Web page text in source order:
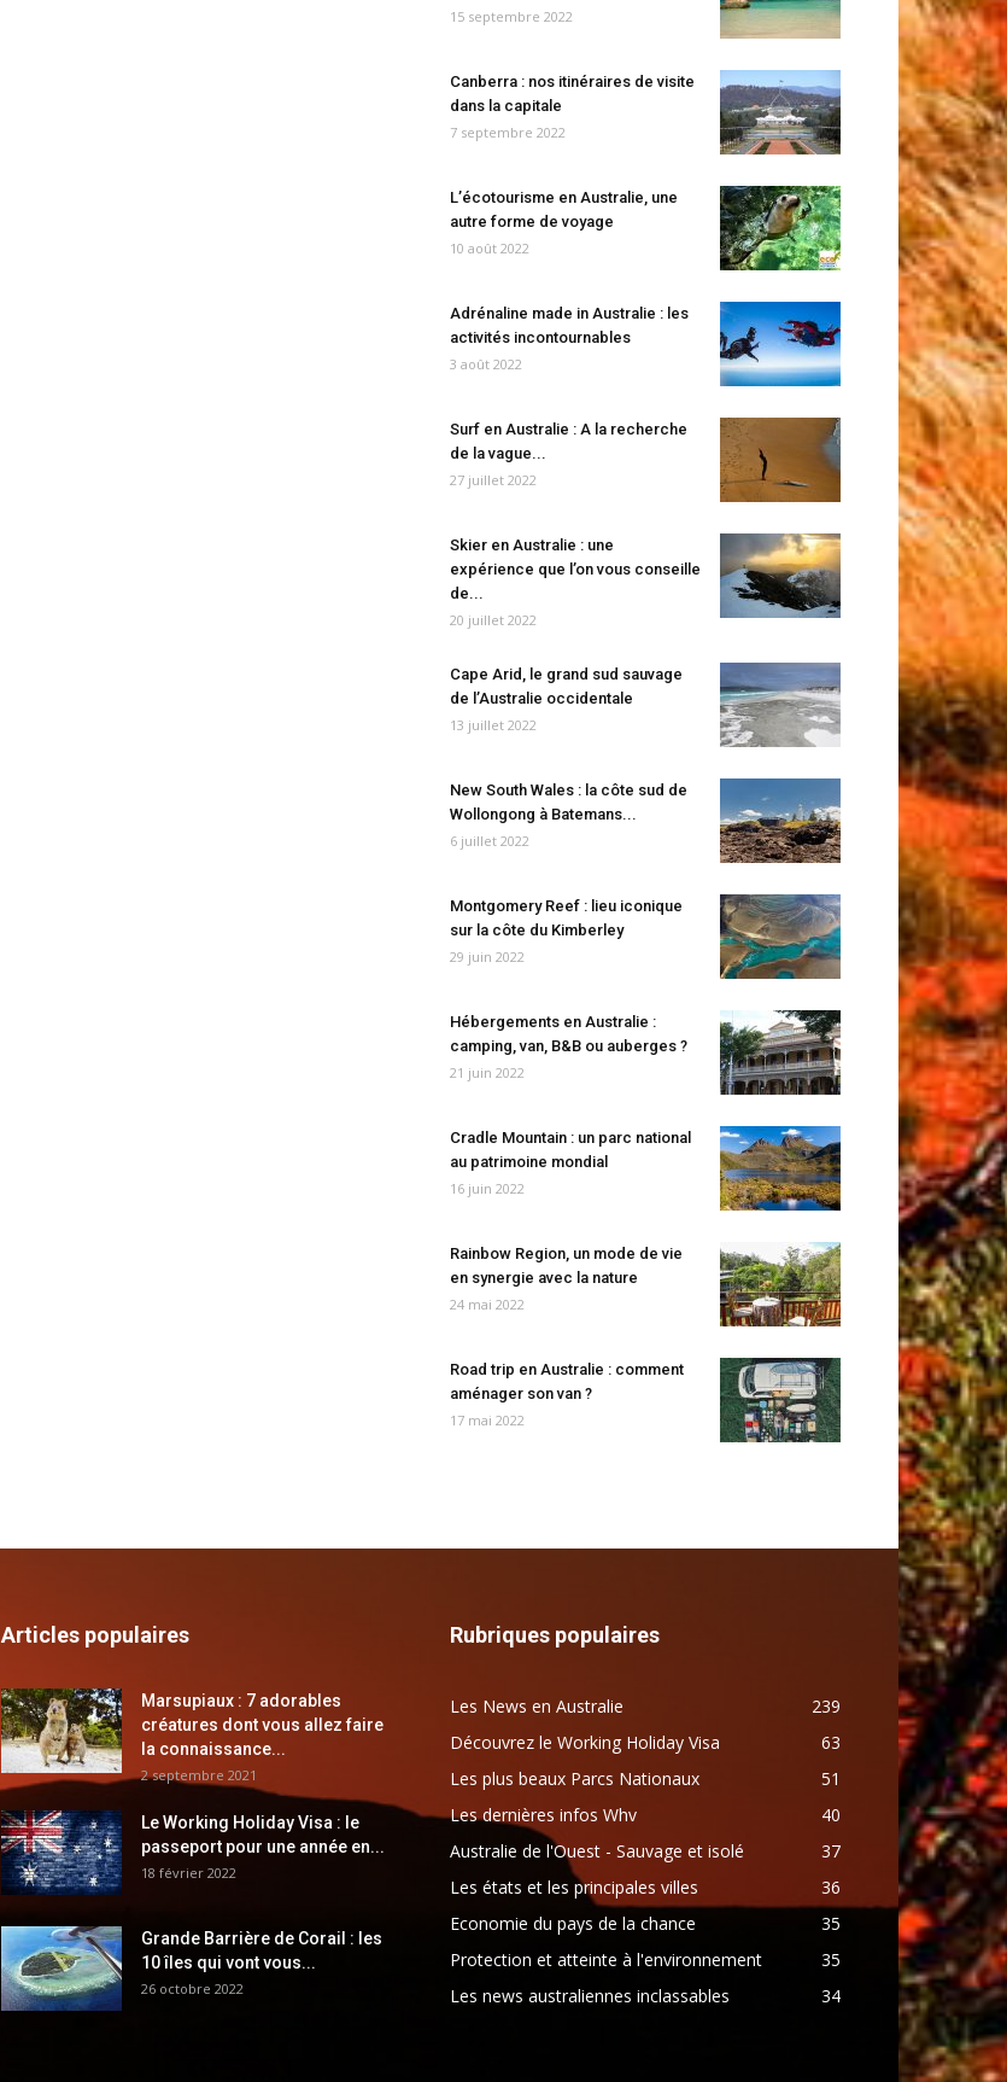
15 septembre 2022
Canberra : nos itinéraires de visite
dans la capitale
7 septembre 2022
L’écotourisme en Australie, une
autre forme de voyage
10 août 2022
Adrénaline made in Australie : les
activités incontournables
3 août 2022
Surf en Australie : A la recherche
de la vague...
27 juillet 2022
Skier en Australie : une
expérience que l’on vous conseille
de...
20 juillet 2022
Cape Arid, le grand sud sauvage
de l’Australie occidentale
13 juillet 2022
New South Wales : la côte sud de
Wollongong à Batemans...
6 juillet 2022
Montgomery Reef : lieu iconique
sur la côte du Kimberley
29 juin 2022
Hébergements en Australie :
camping, van, B&B ou auberges ?
21 juin 2022
Cradle Mountain : un parc national
au patrimoine mondial
16 juin 2022
Rainbow Region, un mode de vie
en synergie avec la nature
24 mai 2022
Road trip en Australie : comment
aménager son van ?
17 mai 2022
Articles populaires
Marsupiaux : 7 adorables
créatures dont vous allez faire
la connaissance...
2 septembre 2021
Le Working Holiday Visa : le
passeport pour une année en...
18 février 2022
Grande Barrière de Corail : les
10 îles qui vont vous...
26 octobre 2022
Rubriques populaires
Les News en Australie
239
Découvrez le Working Holiday Visa
63
Les plus beaux Parcs Nationaux
51
Les dernières infos Whv
40
Australie de l'Ouest - Sauvage et isolé
37
Les états et les principales villes
36
Economie du pays de la chance
35
Protection et atteinte à l'environnement
35
Les news australiennes inclassables
34